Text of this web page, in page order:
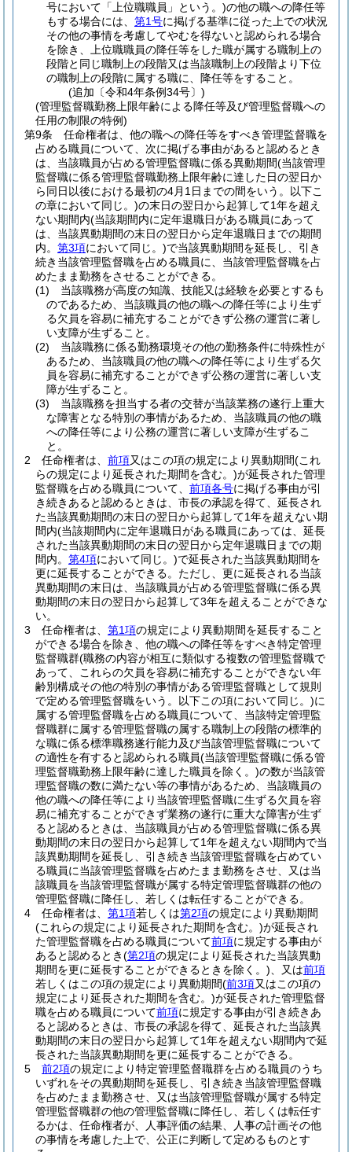
号において「上位職職員」という。)の他の職への降任等
もする場合には、 第1号に掲げる基準に従った上での状況
その他の事情を考慮してやむを得ないと認められる場合
を除き、上位職職員の降任等をした職が属する職制上の
段階と同じ職制上の段階又は当該職制上の段階より下位
の職制上の段階に属する職に、降任等をすること。
(追加〔令和4年条例34号〕)
(管理監督職勤務上限年齢による降任等及び管理監督職への
任用の制限の特例)
第9条
任命権者は、他の職への降任等をすべき管理監督職を
占める職員について、次に掲げる事由があると認めるとき
は、当該職員が占める管理監督職に係る異動期間(当該管理
監督職に係る管理監督職勤務上限年齢に達した日の翌日か
ら同日以後における最初の4月1日までの間をいう。以下こ
の章において同じ。)の末日の翌日から起算して1年を超え
ない期間内(当該期間内に定年退職日がある職員にあって
は、当該異動期間の末日の翌日から定年退職日までの期間
内。 第3項において同じ。)で当該異動期間を延長し、引き
続き当該管理監督職を占める職員に、当該管理監督職を占
めたまま勤務をさせることができる。
(1)
当該職務が高度の知識、技能又は経験を必要とするも
のであるため、当該職員の他の職への降任等により生ず
る欠員を容易に補充することができず公務の運営に著し
い支障が生ずること。
(2)
当該職務に係る勤務環境その他の勤務条件に特殊性が
あるため、当該職員の他の職への降任等により生ずる欠
員を容易に補充することができず公務の運営に著しい支
障が生ずること。
(3)
当該職務を担当する者の交替が当該業務の遂行上重大
な障害となる特別の事情があるため、当該職員の他の職
への降任等により公務の運営に著しい支障が生ずるこ
と。
2
任命権者は、 前項又はこの項の規定により異動期間(これ
らの規定により延長された期間を含む。)が延長された管理
監督職を占める職員について、 前項各号に掲げる事由が引
き続きあると認めるときは、市長の承認を得て、延長され
た当該異動期間の末日の翌日から起算して1年を超えない期
間内(当該期間内に定年退職日がある職員にあっては、延長
された当該異動期間の末日の翌日から定年退職日までの期
間内。 第4項において同じ。)で延長された当該異動期間を
更に延長することができる。 ただし、更に延長される当該
異動期間の末日は、当該職員が占める管理監督職に係る異
動期間の末日の翌日から起算して3年を超えることができな
い。
3
任命権者は、 第1項の規定により異動期間を延長すること
ができる場合を除き、他の職への降任等をすべき特定管理
監督職群(職務の内容が相互に類似する複数の管理監督職で
あって、これらの欠員を容易に補充することができない年
齢別構成その他の特別の事情がある管理監督職として規則
で定める管理監督職をいう。以下この項において同じ。)に
属する管理監督職を占める職員について、当該特定管理監
督職群に属する管理監督職の属する職制上の段階の標準的
な職に係る標準職務遂行能力及び当該管理監督職について
の適性を有すると認められる職員(当該管理監督職に係る管
理監督職勤務上限年齢に達した職員を除く。)の数が当該管
理監督職の数に満たない等の事情があるため、当該職員の
他の職への降任等により当該管理監督職に生ずる欠員を容
易に補充することができず業務の遂行に重大な障害が生ず
ると認めるときは、当該職員が占める管理監督職に係る異
動期間の末日の翌日から起算して1年を超えない期間内で当
該異動期間を延長し、引き続き当該管理監督職を占めてい
る職員に当該管理監督職を占めたまま勤務をさせ、又は当
該職員を当該管理監督職が属する特定管理監督職群の他の
管理監督職に降任し、若しくは転任することができる。
4
任命権者は、 第1項若しくは第2項の規定により異動期間
(これらの規定により延長された期間を含む。)が延長され
た管理監督職を占める職員について前項に規定する事由が
あると認めるとき(第2項の規定により延長された当該異動
期間を更に延長することができるときを除く。) 、又は前項
若しくはこの項の規定により異動期間(前3項又はこの項の
規定により延長された期間を含む。)が延長された管理監督
職を占める職員について前項に規定する事由が引き続きあ
ると認めるときは、市長の承認を得て、延長された当該異
動期間の末日の翌日から起算して1年を超えない期間内で延
長された当該異動期間を更に延長することができる。
5
前2項の規定により特定管理監督職群を占める職員のうち
いずれをその異動期間を延長し、引き続き当該管理監督職
を占めたまま勤務させ、又は当該管理監督職が属する特定
管理監督職群の他の管理監督職に降任し、若しくは転任す
るかは、任命権者が、人事評価の結果、人事の計画その他
の事情を考慮した上で、公正に判断して定めるものとす